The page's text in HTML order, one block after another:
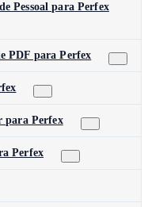
Pessoal para Perfex
PDF para Perfex
para Perfex
Perfex